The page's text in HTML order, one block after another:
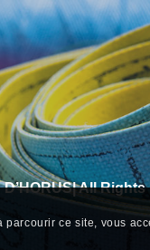
All
ce site, vous